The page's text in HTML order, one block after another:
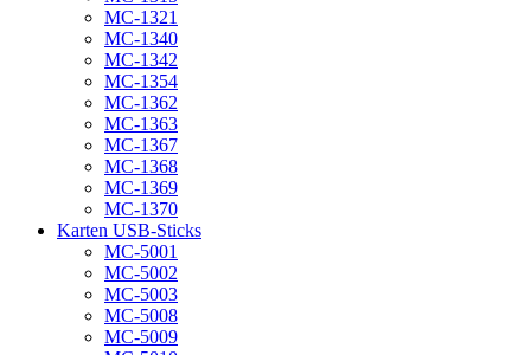
MC-1321
MC-1340
MC-1342
MC-1354
MC-1362
MC-1363
MC-1367
MC-1368
MC-1369
MC-1370
Karten USB-Sticks
MC-5001
MC-5002
MC-5003
MC-5008
MC-5009